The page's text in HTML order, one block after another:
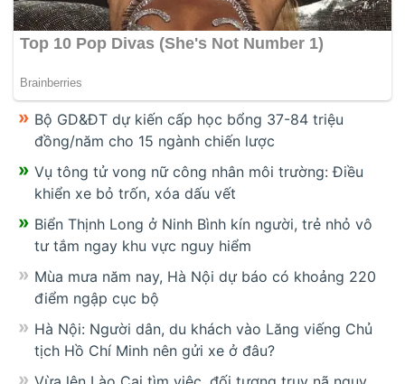
Bộ GD&ĐT dự kiến cấp học bổng 37-84 triệu
đồng/năm cho 15 ngành chiến lược
Vụ tông tử vong nữ công nhân môi trường: Điều
khiển xe bỏ trốn, xóa dấu vết
Biển Thịnh Long ở Ninh Bình kín người, trẻ nhỏ vô
tư tắm ngay khu vực nguy hiểm
Mùa mưa năm nay, Hà Nội dự báo có khoảng 220
điểm ngập cục bộ
Hà Nội: Người dân, du khách vào Lăng viếng Chủ
tịch Hồ Chí Minh nên gửi xe ở đâu?